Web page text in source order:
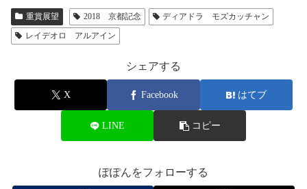
重賞展望 2018 京都記念
ディアドラ モズカッチャン
レイデオロ アルアイン
シェアする
X Facebook はてブ
LINE コピー
ぽぽんをフォローする